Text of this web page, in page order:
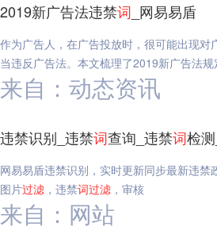
2019新广告法违禁词 _网易易盾
作为广告人，在广告投放时，很可能出现
当违反广告法。本文梳理了2019新广告法规
来自：动态资讯
违禁识别_违禁词查询_违禁词检
网易易盾违禁识别，实时更新同步最新违
图片过滤 ，违禁词过滤 ，审核
来自：网站